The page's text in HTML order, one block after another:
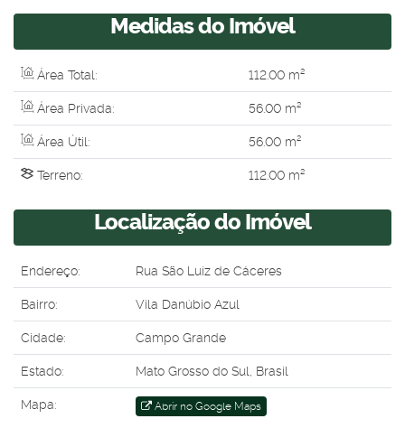
Medidas do Imóvel
Área Total: 112.00 m²
Área Privada: 56.00 m²
Área Útil: 56.00 m²
Terreno: 112.00 m²
Localização do Imóvel
Endereço: Rua São Luíz de Cáceres
Bairro: Vila Danúbio Azul
Cidade: Campo Grande
Estado: Mato Grosso do Sul, Brasil
Mapa: Abrir no Google Maps